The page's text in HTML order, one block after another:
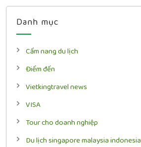
Danh mục
Cẩm nang du lịch
Điểm đến
Vietkingtravel news
VISA
Tour cho doanh nghiệp
Du lịch singapore malaysia indonesia